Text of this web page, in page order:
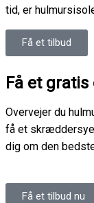
tid, er
Få et tilbud
Få et
Overvejer du
få et
dig om den
Få et tilbud nu